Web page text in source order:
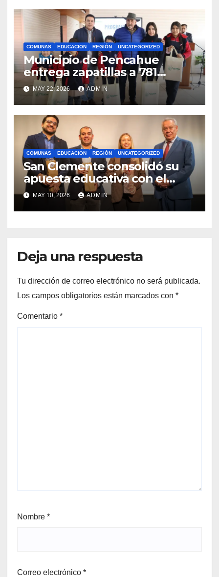
COMUNAS EDUCACION REGIÓN UNCATEGORIZED
Municipio de Pencahue
entrega zapatillas a 781
estudiantes con recursos del
Royalty Minero
MAY 22, 2026 ADMIN
COMUNAS EDUCACION REGIÓN UNCATEGORIZED
San Clemente consolidó su
apuesta educativa con el
lanzamiento del
Preuniversitario Brotes 2026
MAY 10, 2026 ADMIN
Deja una respuesta
Tu dirección de correo electrónico no será publicada.
Los campos obligatorios están marcados con *
Comentario *
Nombre *
Correo electrónico *